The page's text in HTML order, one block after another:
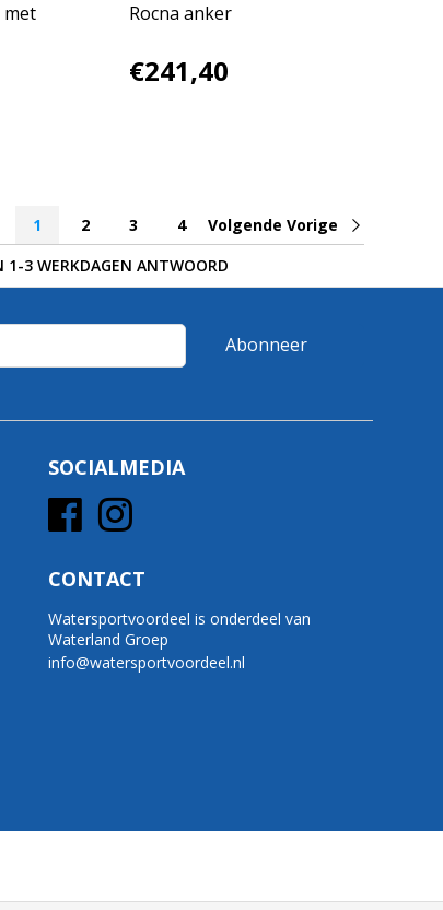
met
Rocna anker
€241,40
1 2 3 4
Volgende Vorige
1-3 WERKDAGEN ANTWOORD
Abonneer
SOCIALMEDIA
CONTACT
Watersportvoordeel is onderdeel van
Waterland Groep
info@watersportvoordeel.nl